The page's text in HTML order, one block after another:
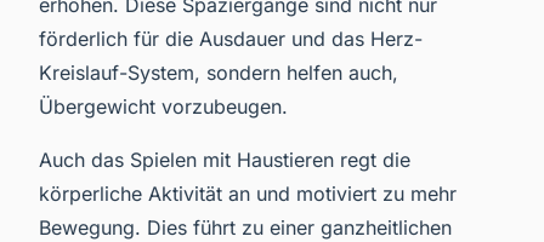
förderlich für die Ausdauer und das Herz-
Kreislauf-System, sondern helfen auch,
Übergewicht vorzubeugen.
Auch das Spielen mit Haustieren regt die
körperliche Aktivität an und motiviert zu mehr
Bewegung. Dies führt zu einer ganzheitlichen